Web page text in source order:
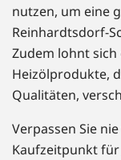
nutzen, um eine
Reinhardtsdorf-
Zudem lohnt sich
Heizölprodukte,
Qualitäten,
Verpassen Sie
Kaufzeitpunkt für